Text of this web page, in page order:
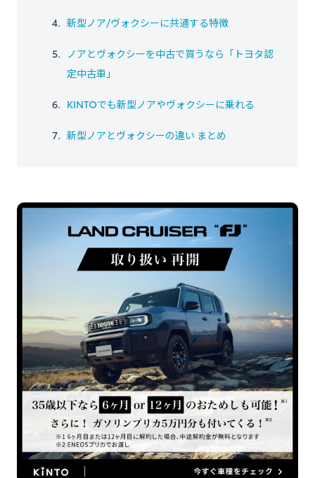
新型ノア/ヴォクシーに共通する特徴
ノアとヴォクシーを中古で買うなら「トヨタ認
定中古車」
KINTOでも新型ノアやヴォクシーに乗れる
新型ノアとヴォクシーの違い まとめ